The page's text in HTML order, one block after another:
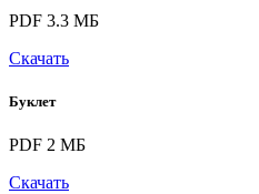
PDF 3.3 МБ
Скачать
Буклет
PDF 2 МБ
Скачать